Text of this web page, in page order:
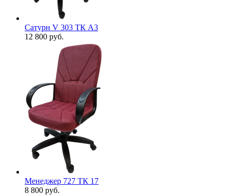
Сатурн V 303 ТК А3
12 800 руб.
Менеджер 727 ТК 17
8 800 руб.